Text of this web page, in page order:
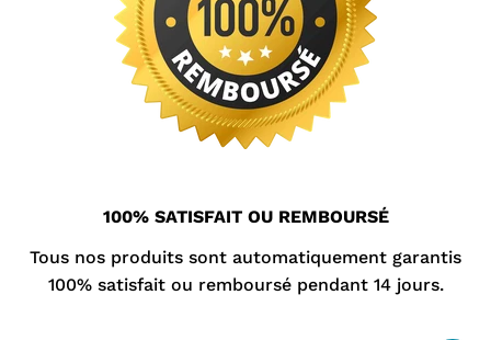
100% SATISFAIT OU REMBOURSÉ
Tous nos produits sont automatiquement garantis
100% satisfait ou remboursé pendant 14 jours.